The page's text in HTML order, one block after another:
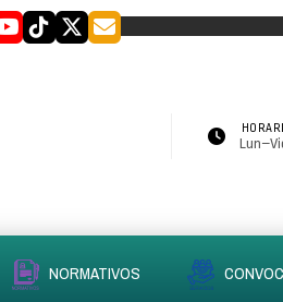
NORMATIVOS